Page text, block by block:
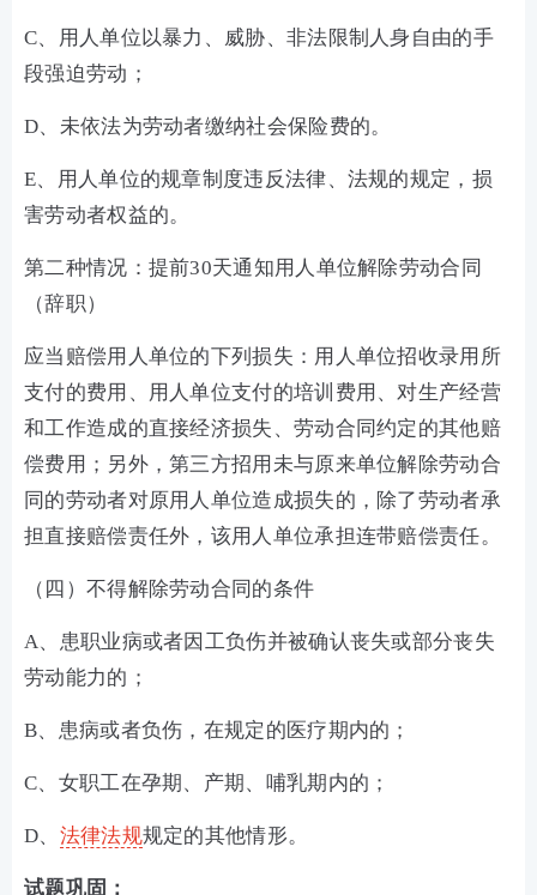
C、用人单位以暴力、威胁、非法限制人身自由的手
段强迫劳动；
D、未依法为劳动者缴纳社会保险费的。
E、用人单位的规章制度违反法律、法规的规定，损
害劳动者权益的。
第二种情况：提前30天通知用人单位解除劳动合同
（辞职）
应当赔偿用人单位的下列损失：用人单位招收录用所
支付的费用、用人单位支付的培训费用、对生产经营
和工作造成的直接经济损失、劳动合同约定的其他赔
偿费用；另外，第三方招用未与原来单位解除劳动合
同的劳动者对原用人单位造成损失的，除了劳动者承
担直接赔偿责任外，该用人单位承担连带赔偿责任。
（四）不得解除劳动合同的条件
A、患职业病或者因工负伤并被确认丧失或部分丧失
劳动能力的；
B、患病或者负伤，在规定的医疗期内的；
C、女职工在孕期、产期、哺乳期内的；
D、 法律法规规定的其他情形。
试题巩固：